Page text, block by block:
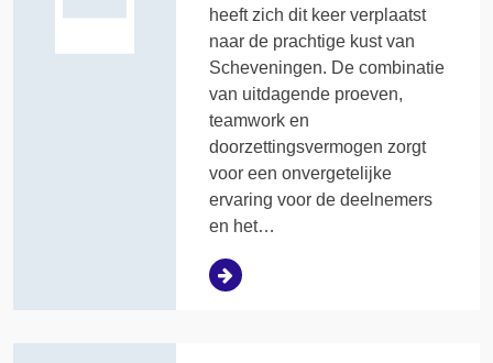
heeft zich dit keer verplaatst
naar de prachtige kust van
Scheveningen. De combinatie
van uitdagende proeven,
teamwork en
doorzettingsvermogen zorgt
voor een onvergetelijke
ervaring voor de deelnemers
en het…